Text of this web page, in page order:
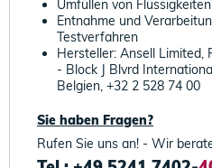
Umfüllen von
Entnahme und
Testverfahren
Hersteller: Ansell Limited,
- Block J Blvrd
Belgien, +32 2 528 74 00
Sie haben Fragen?
Rufen Sie uns an! - Wir